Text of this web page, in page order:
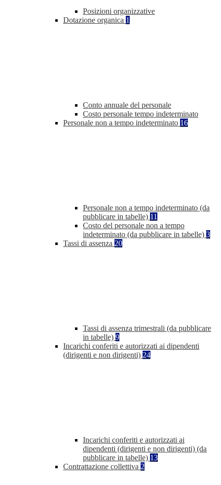
Posizioni organizzative
Dotazione organica 1
Conto annuale del personale
Costo personale tempo indeterminato
Personale non a tempo indeterminato 16
Personale non a tempo indeterminato (da
pubblicare in tabelle) 11
Costo del personale non a tempo
indeterminato (da pubblicare in tabelle) 3
Tassi di assenza 20
Tassi di assenza trimestrali (da pubblicare
in tabelle) 9
Incarichi conferiti e autorizzati ai dipendenti
(dirigenti e non dirigenti) 24
Incarichi conferiti e autorizzati ai
dipendenti (dirigenti e non dirigenti) (da
pubblicare in tabelle) 13
Contrattazione collettiva 2